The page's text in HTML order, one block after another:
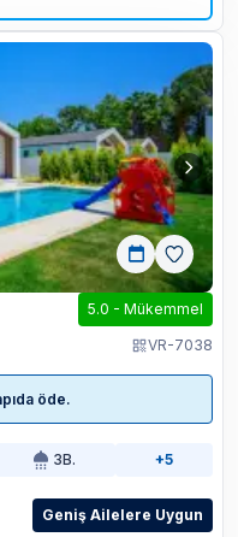
5.0 - Mükemmel
VR-7038
öde.
3B. +5
Geniş Ailelere Uygun